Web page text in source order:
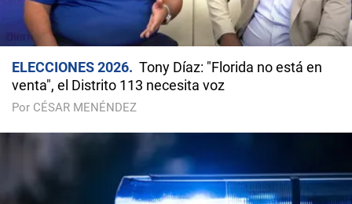
ELECCIONES 2026
Tony Díaz: "Florida no está en
venta", el Distrito 113 necesita voz
Por CÉSAR MENÉNDEZ